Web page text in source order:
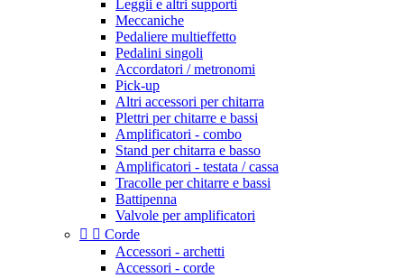
Leggii e altri supporti
Meccaniche
Pedaliere multieffetto
Pedalini singoli
Accordatori / metronomi
Pick-up
Altri accessori per chitarra
Plettri per chitarre e bassi
Amplificatori - combo
Stand per chitarra e basso
Amplificatori - testata / cassa
Tracolle per chitarre e bassi
Battipenna
Valvole per amplificatori
  Corde
Accessori - archetti
Accessori - corde